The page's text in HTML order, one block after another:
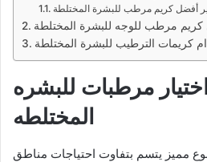
أفضل كريم مرطب للبشرة المختلطة
مرطب للوجه للبشرة المختلطة
كريمات الترطيب للبشرة المختلطة
مرطبات للبشره
المختلطه
مميز يتسم بتفاوت احتياجات مناطق